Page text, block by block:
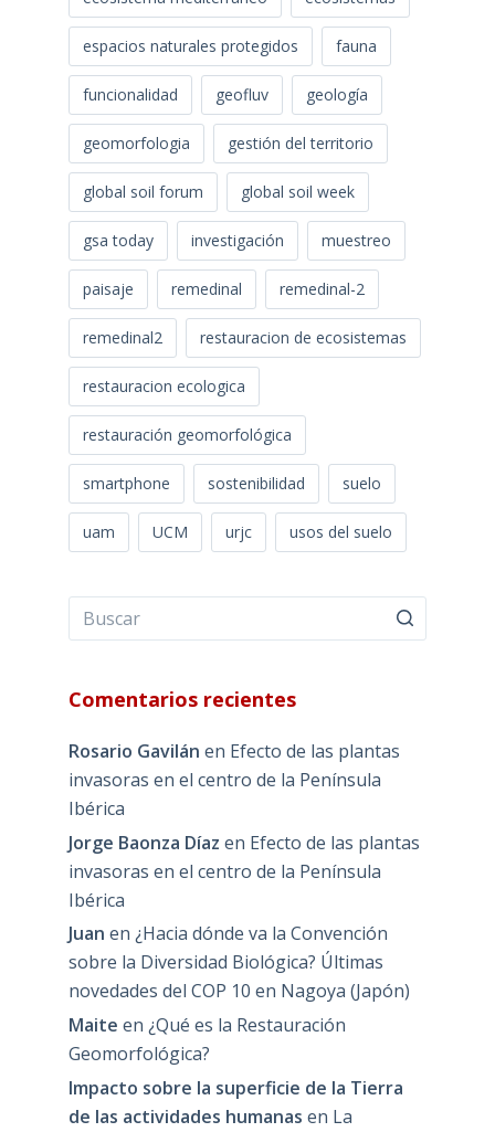
espacios naturales protegidos fauna
funcionalidad geofluv geología
geomorfologia gestión del territorio
global soil forum global soil week
gsa today investigación muestreo
paisaje remedinal remedinal-2
remedinal2 restauracion de ecosistemas
restauracion ecologica
restauración geomorfológica
smartphone sostenibilidad suelo
uam UCM urjc usos del suelo
Comentarios recientes
Rosario Gavilán en Efecto de las plantas
invasoras en el centro de la Península
Ibérica
Jorge Baonza Díaz en Efecto de las plantas
invasoras en el centro de la Península
Ibérica
Juan en ¿Hacia dónde va la Convención
sobre la Diversidad Biológica? Últimas
novedades del COP 10 en Nagoya (Japón)
Maite en ¿Qué es la Restauración
Geomorfológica?
Impacto sobre la superficie de la Tierra
de las actividades humanas en La